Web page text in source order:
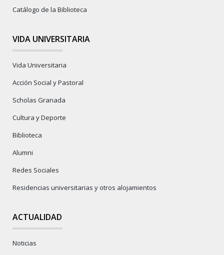
Catálogo de la Biblioteca
VIDA UNIVERSITARIA
Vida Universitaria
Acción Social y Pastoral
Scholas Granada
Cultura y Deporte
Biblioteca
Alumni
Redes Sociales
Residencias universitarias y otros alojamientos
ACTUALIDAD
Noticias